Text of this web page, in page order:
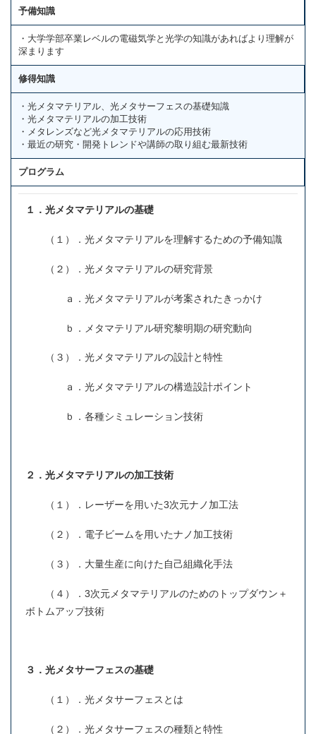
予備知識
・大学学部卒業レベルの電磁気学と光学の知識があればより理解が
深まります
修得知識
・光メタマテリアル、光メタサーフェスの基礎知識
・光メタマテリアルの加工技術
・メタレンズなど光メタマテリアルの応用技術
・最近の研究・開発トレンドや講師の取り組む最新技術
プログラム
１．光メタマテリアルの基礎
（１）．光メタマテリアルを理解するための予備知識
（２）．光メタマテリアルの研究背景
ａ．光メタマテリアルが考案されたきっかけ
ｂ．メタマテリアル研究黎明期の研究動向
（３）．光メタマテリアルの設計と特性
ａ．光メタマテリアルの構造設計ポイント
ｂ．各種シミュレーション技術
２．光メタマテリアルの加工技術
（１）．レーザーを用いた3次元ナノ加工法
（２）．電子ビームを用いたナノ加工技術
（３）．大量生産に向けた自己組織化手法
（４）．3次元メタマテリアルのためのトップダウン＋
ボトムアップ技術
３．光メタサーフェスの基礎
（１）．光メタサーフェスとは
（２）．光メタサーフェスの種類と特性